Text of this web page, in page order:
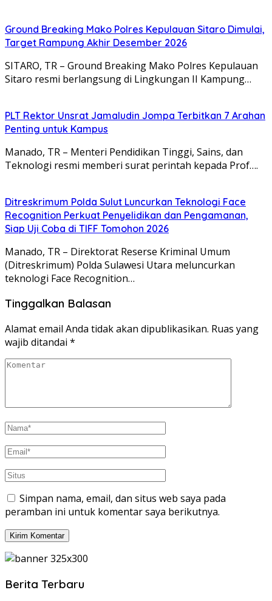
Ground Breaking Mako Polres Kepulauan Sitaro Dimulai,
Target Rampung Akhir Desember 2026
SITARO, TR – Ground Breaking Mako Polres Kepulauan
Sitaro resmi berlangsung di Lingkungan II Kampung…
​PLT Rektor Unsrat Jamaludin Jompa Terbitkan 7 Arahan
Penting untuk Kampus
Manado, TR – ​Menteri Pendidikan Tinggi, Sains, dan
Teknologi resmi memberi surat perintah kepada Prof….
Ditreskrimum Polda Sulut Luncurkan Teknologi Face
Recognition Perkuat Penyelidikan dan Pengamanan,
Siap Uji Coba di TIFF Tomohon 2026
Manado, TR – Direktorat Reserse Kriminal Umum
(Ditreskrimum) Polda Sulawesi Utara meluncurkan
teknologi Face Recognition…
Tinggalkan Balasan
Alamat email Anda tidak akan dipublikasikan. Ruas yang
wajib ditandai *
Simpan nama, email, dan situs web saya pada
peramban ini untuk komentar saya berikutnya.
Berita Terbaru